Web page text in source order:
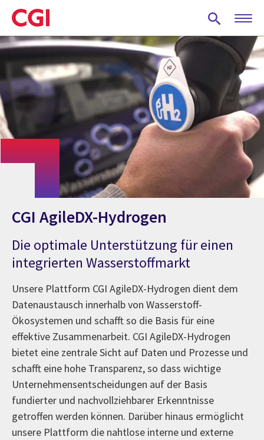
Skip
to
main
content
CGI AgileDX-Hydrogen
Die optimale Unterstützung für einen
integrierten Wasserstoffmarkt
Unsere Plattform CGI AgileDX-Hydrogen dient dem
Datenaustausch innerhalb von Wasserstoff-
Ökosystemen und schafft so die Basis für eine
effektive Zusammenarbeit. CGI AgileDX-Hydrogen
bietet eine zentrale Sicht auf Daten und Prozesse und
schafft eine hohe Transparenz, so dass wichtige
Unternehmensentscheidungen auf der Basis
fundierter und nachvollziehbarer Erkenntnisse
getroffen werden können. Darüber hinaus ermöglicht
unsere Plattform die nahtlose interne und externe